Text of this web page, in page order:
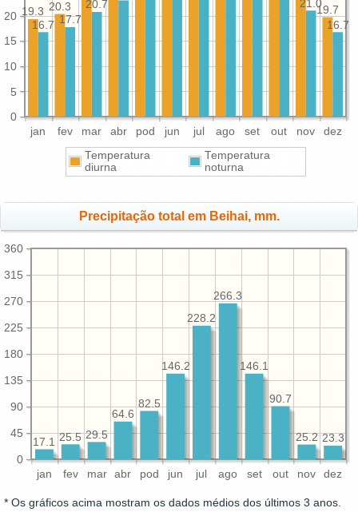
jan fev mar abr pod jun jul ago set out nov dez
0
5
10
15
20 19.7
20.3
19.3
16.7
21.0
20.7
17.7
16.7
Temperatura
diurna
Temperatura
noturna
Precipitação total em Beihai, mm.
jan fev mar abr pod jun jul ago set out nov dez
0
45
90
135
180
225
270
315
360
23.3
25.2
90.7
146.1
266.3
228.2
146.2
82.5
64.6
29.5
25.5
17.1
* Os gráficos acima mostram os dados médios dos últimos 3 anos.